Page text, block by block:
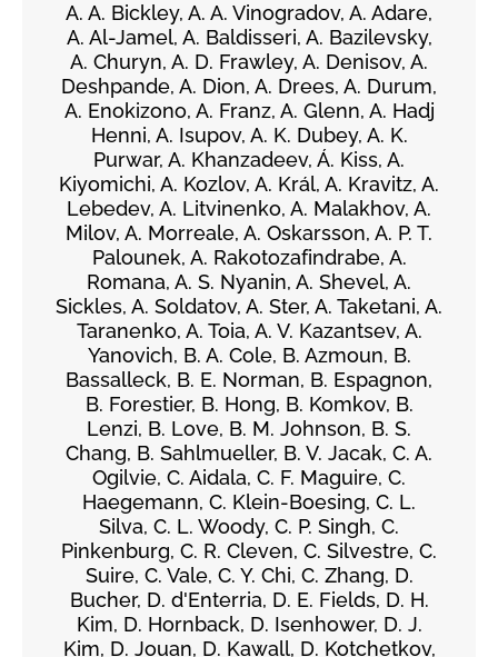
A. A. Bickley, A. A. Vinogradov, A. Adare,
A. Al-Jamel, A. Baldisseri, A. Bazilevsky,
A. Churyn, A. D. Frawley, A. Denisov, A.
Deshpande, A. Dion, A. Drees, A. Durum,
A. Enokizono, A. Franz, A. Glenn, A. Hadj
Henni, A. Isupov, A. K. Dubey, A. K.
Purwar, A. Khanzadeev, Á. Kiss, A.
Kiyomichi, A. Kozlov, A. Král, A. Kravitz, A.
Lebedev, A. Litvinenko, A. Malakhov, A.
Milov, A. Morreale, A. Oskarsson, A. P. T.
Palounek, A. Rakotozafindrabe, A.
Romana, A. S. Nyanin, A. Shevel, A.
Sickles, A. Soldatov, A. Ster, A. Taketani, A.
Taranenko, A. Toia, A. V. Kazantsev, A.
Yanovich, B. A. Cole, B. Azmoun, B.
Bassalleck, B. E. Norman, B. Espagnon,
B. Forestier, B. Hong, B. Komkov, B.
Lenzi, B. Love, B. M. Johnson, B. S.
Chang, B. Sahlmueller, B. V. Jacak, C. A.
Ogilvie, C. Aidala, C. F. Maguire, C.
Haegemann, C. Klein-Boesing, C. L.
Silva, C. L. Woody, C. P. Singh, C.
Pinkenburg, C. R. Cleven, C. Silvestre, C.
Suire, C. Vale, C. Y. Chi, C. Zhang, D.
Bucher, D. d'Enterria, D. E. Fields, D. H.
Kim, D. Hornback, D. Isenhower, D. J.
Kim, D. Jouan, D. Kawall, D. Kotchetkov,